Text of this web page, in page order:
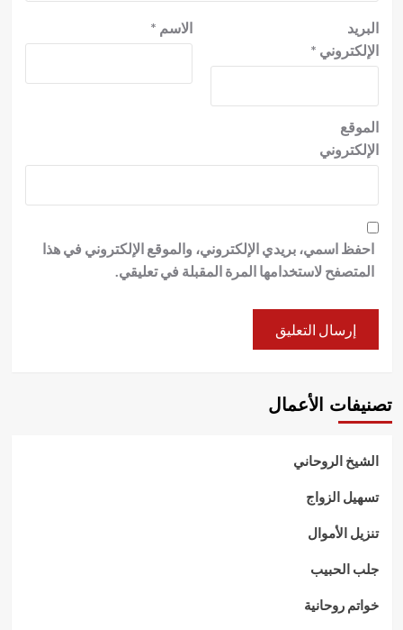
الاسم *
البريد
الإلكتروني *
الموقع
الإلكتروني
احفظ اسمي، بريدي الإلكتروني، والموقع الإلكتروني في هذا
المتصفح لاستخدامها المرة المقبلة في تعليقي.
تصنيفات الأعمال
الشيخ الروحاني
تسهيل الزواج
تنزيل الأموال
جلب الحبيب
خواتم روحانية